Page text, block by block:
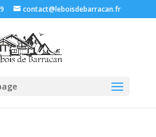
contact@leboisdebarracan.fr